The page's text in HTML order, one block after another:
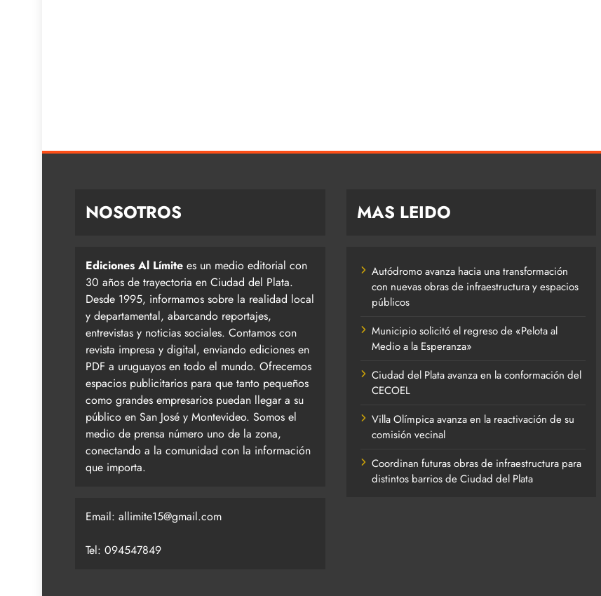
NOSOTROS
Ediciones Al Límite es un medio editorial con
30 años de trayectoria en Ciudad del Plata.
Desde 1995, informamos sobre la realidad local
y departamental, abarcando reportajes,
entrevistas y noticias sociales. Contamos con
revista impresa y digital, enviando ediciones en
PDF a uruguayos en todo el mundo. Ofrecemos
espacios publicitarios para que tanto pequeños
como grandes empresarios puedan llegar a su
público en San José y Montevideo. Somos el
medio de prensa número uno de la zona,
conectando a la comunidad con la información
que importa.
Email: allimite15@gmail.com
Tel: 094547849
MAS LEIDO
Autódromo avanza hacia una transformación
con nuevas obras de infraestructura y espacios
públicos
Municipio solicitó el regreso de «Pelota al
Medio a la Esperanza»
Ciudad del Plata avanza en la conformación del
CECOEL
Villa Olímpica avanza en la reactivación de su
comisión vecinal
Coordinan futuras obras de infraestructura para
distintos barrios de Ciudad del Plata